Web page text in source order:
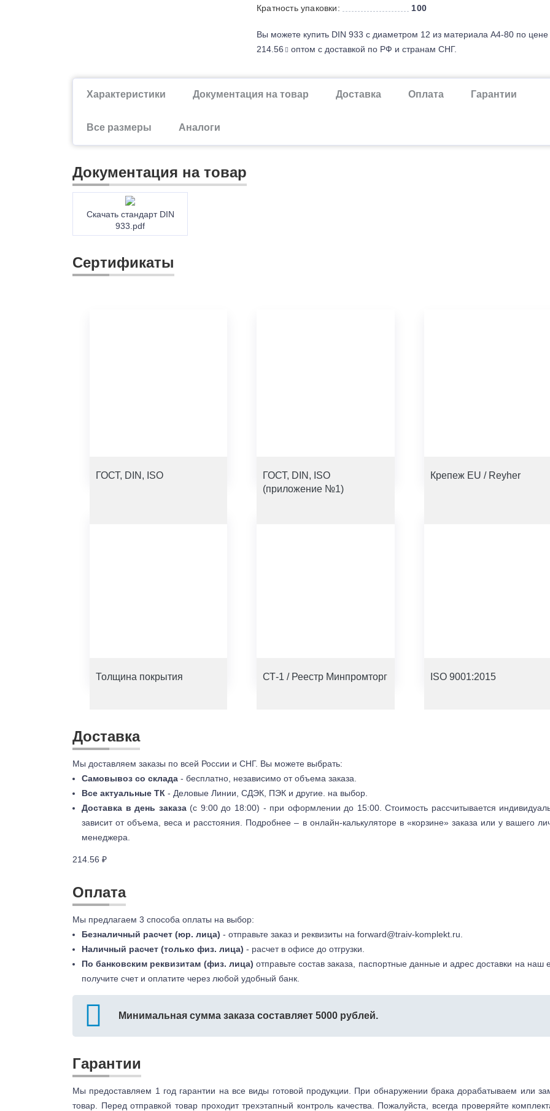
Кратность упаковки: 100
Вы можете купить DIN 933 с диаметром 12 из материала А4-80 по цене
214.56
оптом с доставкой по РФ и странам СНГ.
Характеристики Документация на товар Доставка Оплата Гарантии
Все размеры Аналоги
Документация на товар
Скачать стандарт DIN
933.pdf
Сертификаты
ГОСТ, DIN, ISO
ГОСТ, DIN, ISO
(приложение №1)
Крепеж EU / Reyher
Толщина покрытия СТ-1 / Реестр Минпромторг ISO 9001:2015
Доставка
Мы доставляем заказы по всей России и СНГ. Вы можете выбрать:
Самовывоз со склада - бесплатно, независимо от объема заказа.
Все актуальные ТК - Деловые Линии, СДЭК, ПЭК и другие. на выбор.
Доставка в день заказа(с 9:00 до 18:00) - при оформлении до 15:00. Стоимость рассчитывается
зависит от объема, веса и расстояния. Подробнее – в онлайн-калькуляторе в «корзине» заказа или у вашего
менеджера.
214.56 ₽
Оплата
Мы предлагаем 3 способа оплаты на выбор:
Безналичный расчет (юр. лица) - отправьте заказ и реквизиты на forward@traiv-komplekt.ru
Наличный расчет (только физ. лица) - расчет в офисе до отгрузки.
По банковским реквизитам (физ. лица) отправьте состав заказа, паспортные данные и адрес доставки на наш
получите счет и оплатите через любой удобный банк.
Минимальная сумма заказа составляет 5000 рублей.
Гарантии
Мы предоставляем 1 год гарантии на все виды готовой продукции. При обнаружении брака дорабатываем или
товар. Перед отправкой товар проходит трехэтапный контроль качества. Пожалуйста, всегда проверяйте